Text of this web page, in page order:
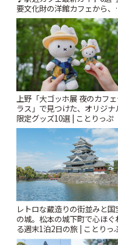
要文化財の洋館カフェから、
札すぐのレトロ喫茶まで~ |
りっぷ
上野「大ゴッホ展 夜のカフ
ラス」で見つけた、オリジナ
限定グッズ10選 | ことりっぷ
レトロな蔵造りの街並みと国
の城。松本の城下町で心ほぐ
る週末1泊2日の旅 | ことりっ